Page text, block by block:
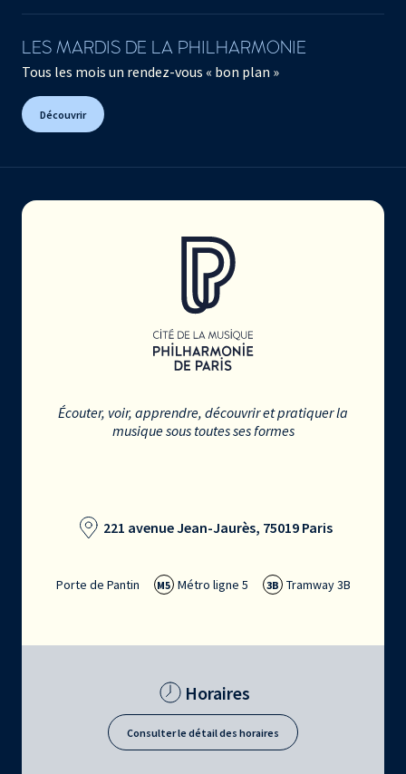
LES MARDIS DE LA PHILHARMONIE
Tous les mois un rendez-vous « bon plan »
Découvrir
Écouter, voir, apprendre, découvrir et pratiquer la
musique sous toutes ses formes
221 avenue Jean-Jaurès, 75019 Paris
Porte de Pantin M5 Métro ligne 5 3B Tramway 3B
Horaires
Consulter le détail des horaires